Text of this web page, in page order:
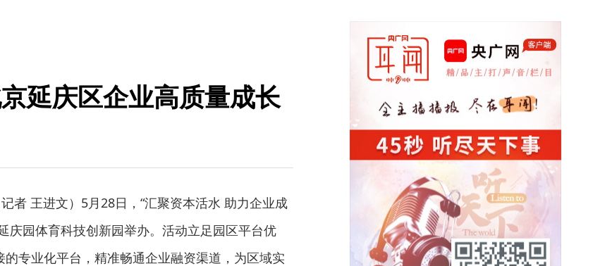
延庆区企业高质量成长
者 王进文）5月28日，“汇聚资本活水 助力企业成
庆园体育科技创新园举办。活动立足园区平台优
专业化平台，精准畅通企业融资渠道，为区域实